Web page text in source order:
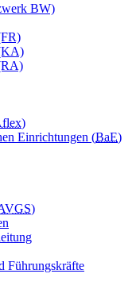
BW)
)
Einrichtungen (BaE)
)
Führungskräfte